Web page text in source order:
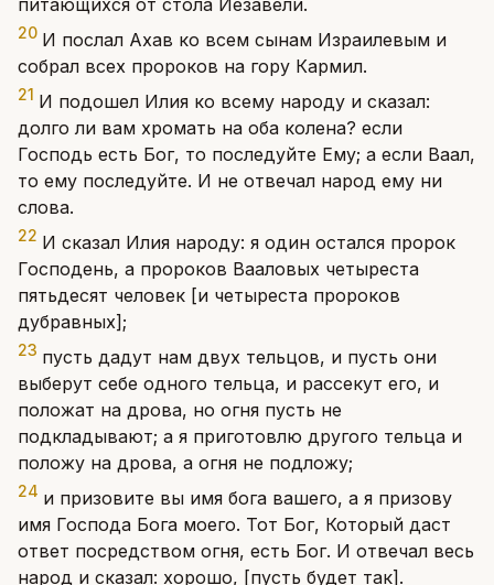
питающихся от стола Иезавели.
20 И послал Ахав ко всем сынам Израилевым и
собрал всех пророков на гору Кармил.
21 И подошел Илия ко всему народу и сказал:
долго ли вам хромать на оба колена? если
Господь есть Бог, то последуйте Ему; а если Ваал,
то ему последуйте. И не отвечал народ ему ни
слова.
22 И сказал Илия народу: я один остался пророк
Господень, а пророков Вааловых четыреста
пятьдесят человек [и четыреста пророков
дубравных];
23 пусть дадут нам двух тельцов, и пусть они
выберут себе одного тельца, и рассекут его, и
положат на дрова, но огня пусть не
подкладывают; а я приготовлю другого тельца и
положу на дрова, а огня не подложу;
24 и призовите вы имя бога вашего, а я призову
имя Господа Бога моего. Тот Бог, Который даст
ответ посредством огня, есть Бог. И отвечал весь
народ и сказал: хорошо, [пусть будет так].